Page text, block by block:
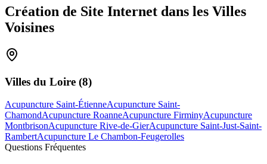
Création de Site Internet dans les Villes
Voisines
Villes du Loire (8)
Acupuncture Saint-ÉtienneAcupuncture Saint-
ChamondAcupuncture RoanneAcupuncture FirminyAcupuncture
MontbrisonAcupuncture Rive-de-GierAcupuncture Saint-Just-Saint-
RambertAcupuncture Le Chambon-Feugerolles
Questions Fréquentes